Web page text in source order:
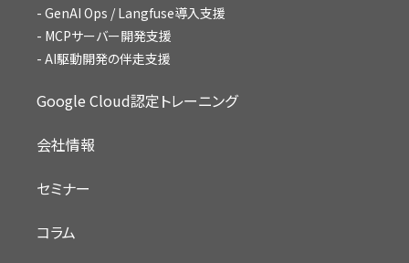
GenAI Ops / Langfuse導入支援
MCPサーバー開発支援
AI駆動開発の伴走支援
Google Cloud認定トレーニング
会社情報
セミナー
コラム